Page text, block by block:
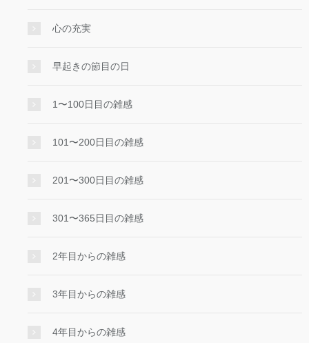
心の充実
早起きの節目の日
1〜100日目の雑感
101〜200日目の雑感
201〜300日目の雑感
301〜365日目の雑感
2年目からの雑感
3年目からの雑感
4年目からの雑感